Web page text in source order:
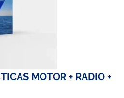
MOTOR + RADIO +